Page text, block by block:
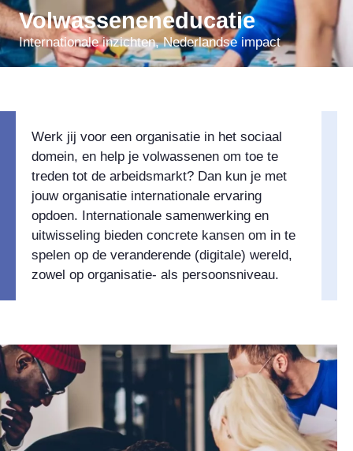
Volwasseneneducatie
Internationale inzichten, Nederlandse impact
Werk jij voor een organisatie in het sociaal
domein, en help je volwassenen om toe te
treden tot de arbeidsmarkt? Dan kun je met
jouw organisatie internationale ervaring
opdoen. Internationale samenwerking en
uitwisseling bieden concrete kansen om in te
spelen op de veranderende (digitale) wereld,
zowel op organisatie- als persoonsniveau.